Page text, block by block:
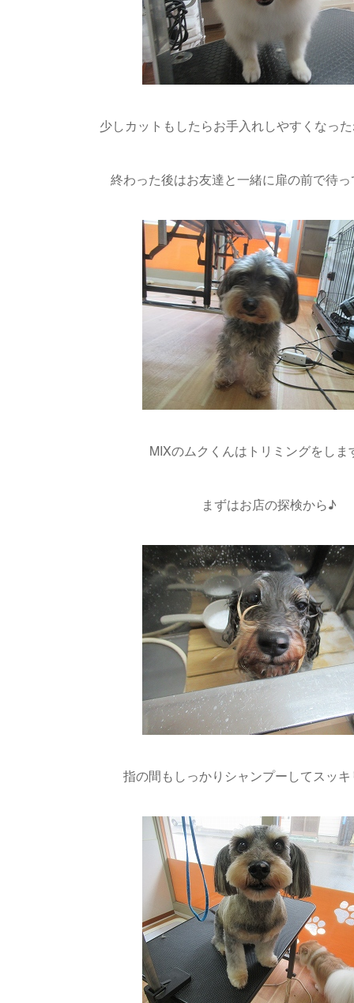
少しカットもしたらお手入れしやすくなっ
終わった後はお友達と一緒に扉の前で待
MIXのムクくんはトリミングをしま
まずはお店の探検から♪
指の間もしっかりシャンプーしてスッ